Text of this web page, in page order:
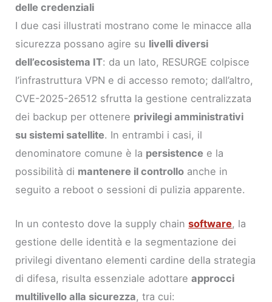
delle credenziali
I due casi illustrati mostrano come le minacce alla
sicurezza possano agire su livelli diversi
dell’ecosistema IT: da un lato, RESURGE colpisce
l’infrastruttura VPN e di accesso remoto; dall’altro,
CVE-2025-26512 sfrutta la gestione centralizzata
dei backup per ottenere privilegi amministrativi
su sistemi satellite. In entrambi i casi, il
denominatore comune è la persistence e la
possibilità di mantenere il controllo anche in
seguito a reboot o sessioni di pulizia apparente.
In un contesto dove la supply chainsoftware, la
gestione delle identità e la segmentazione dei
privilegi diventano elementi cardine della strategia
di difesa, risulta essenziale adottareapprocci
multilivello alla sicurezza, tra cui: